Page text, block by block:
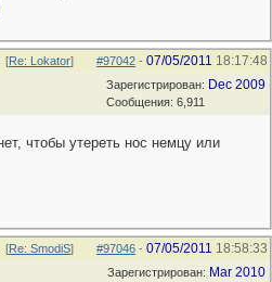
#97042 - 07/05/2011 18:17:48
[Re: Lokator]
Зарегистрирован: Dec 2009
Сообщения: 6,911
чтобы утереть нос немцу или
#97046 - 07/05/2011 18:58:33
[Re: SmodiS]
Зарегистрирован: Mar 2010